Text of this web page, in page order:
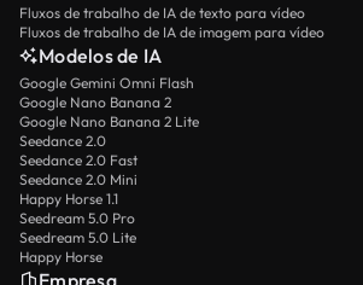
Fluxos de trabalho de IA de texto para vídeo
Fluxos de trabalho de IA de imagem para vídeo
Modelos de IA
Google Gemini Omni Flash
Google Nano Banana 2
Google Nano Banana 2 Lite
Seedance 2.0
Seedance 2.0 Fast
Seedance 2.0 Mini
Happy Horse 1.1
Seedream 5.0 Pro
Seedream 5.0 Lite
Happy Horse